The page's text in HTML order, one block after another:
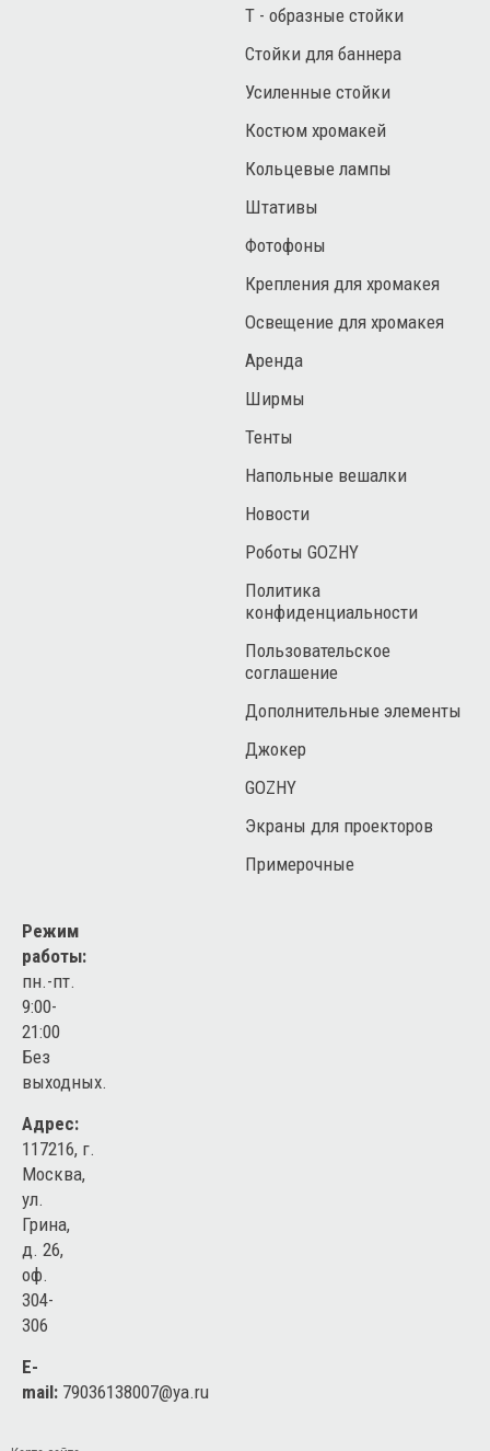
Т - образные стойки
Стойки для баннера
Усиленные стойки
Костюм хромакей
Кольцевые лампы
Штативы
Фотофоны
Крепления для хромакея
Освещение для хромакея
Аренда
Ширмы
Тенты
Напольные вешалки
Новости
Роботы GOZHY
Политика
конфиденциальности
Пользовательское
соглашение
Дополнительные элементы
Джокер
GOZHY
Экраны для проекторов
Примерочные
Режим
работы:
пн.-пт.
9:00-
21:00
Без
выходных.
Адрес:
117216, г.
Москва,
ул.
Грина,
д. 26,
оф.
304-
306
E-
mail: 79036138007@ya.ru